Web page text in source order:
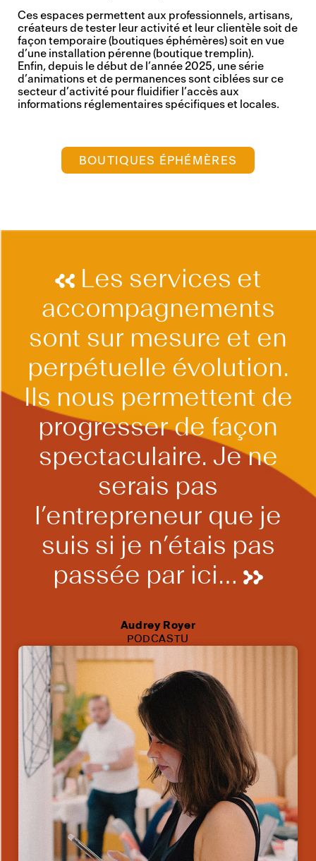
Ces espaces permettent aux professionnels, artisans,
créateurs de tester leur activité et leur clientèle soit de
façon temporaire (boutiques éphémères) soit en vue
d’une installation pérenne (boutique tremplin).
Enfin, depuis le début de l’année 2025, une série
d’animations et de permanences sont ciblées sur ce
secteur d’activité pour fluidifier l’accès aux
informations réglementaires spécifiques et locales.
BOUTIQUES ÉPHÉMÈRES
Les services et
accompagnements
sont sur mesure et en
perpétuelle évolution.
Ils nous permettent de
progresser de façon
spectaculaire. Je ne
serais pas
l’entrepreneur que je
suis si je n’étais pas
passée par ici…
Audrey Royer
PODCASTU